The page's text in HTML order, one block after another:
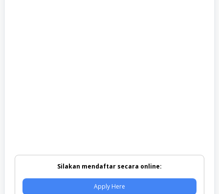
Silakan mendaftar secara online:
Apply Here